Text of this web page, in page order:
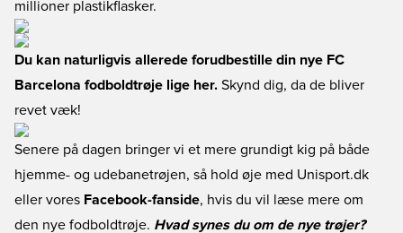
millioner plastikflasker.
Du kan naturligvis allerede forudbestille din nye FC
Barcelona fodboldtrøje lige her. Skynd dig, da de bliver
revet væk!
Senere på dagen bringer vi et mere grundigt kig på både
hjemme- og udebanetrøjen, så hold øje med Unisport.dk
eller vores Facebook-fanside, hvis du vil læse mere om
den nye fodboldtrøje. Hvad synes du om de nye trøjer?